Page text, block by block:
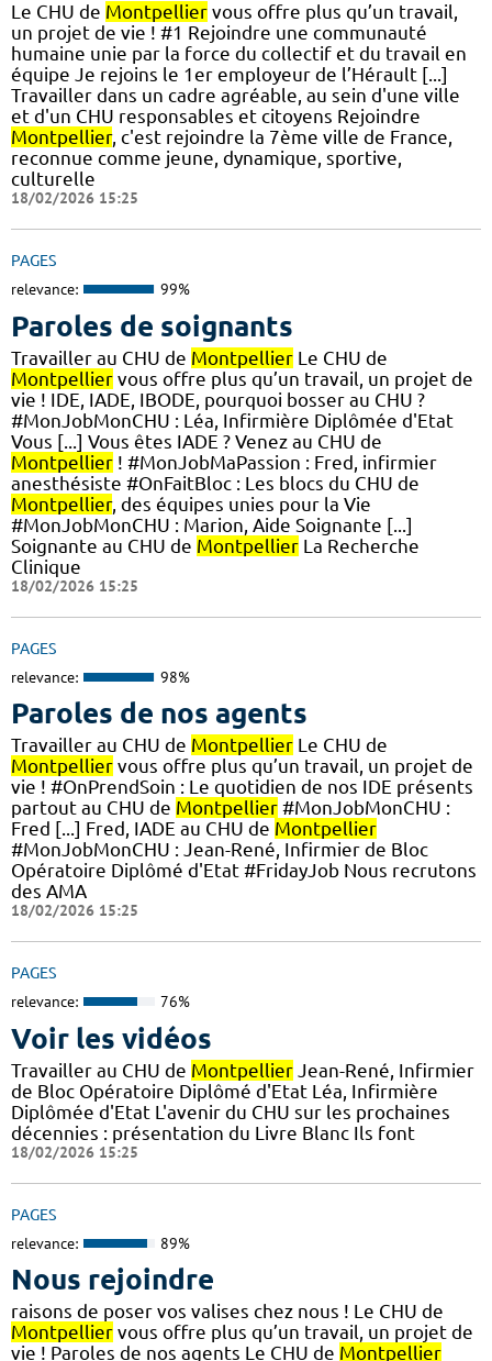
Le CHU de Montpellier vous offre plus qu’un travail,
un projet de vie ! #1 Rejoindre une communauté
humaine unie par la force du collectif et du travail en
équipe Je rejoins le 1er employeur de l’Hérault [...]
Travailler dans un cadre agréable, au sein d'une ville
et d'un CHU responsables et citoyens Rejoindre
Montpellier, c'est rejoindre la 7ème ville de France,
reconnue comme jeune, dynamique, sportive,
culturelle
18/02/2026 15:25
PAGES
relevance: 99%
Paroles de soignants
Travailler au CHU de Montpellier Le CHU de
Montpellier vous offre plus qu’un travail, un projet de
vie ! IDE, IADE, IBODE, pourquoi bosser au CHU ?
#MonJobMonCHU : Léa, Infirmière Diplômée d'Etat
Vous [...] Vous êtes IADE ? Venez au CHU de
Montpellier ! #MonJobMaPassion : Fred, infirmier
anesthésiste #OnFaitBloc : Les blocs du CHU de
Montpellier, des équipes unies pour la Vie
#MonJobMonCHU : Marion, Aide Soignante [...]
Soignante au CHU de Montpellier La Recherche
Clinique
18/02/2026 15:25
PAGES
relevance: 98%
Paroles de nos agents
Travailler au CHU de Montpellier Le CHU de
Montpellier vous offre plus qu’un travail, un projet de
vie ! #OnPrendSoin : Le quotidien de nos IDE présents
partout au CHU de Montpellier #MonJobMonCHU :
Fred [...] Fred, IADE au CHU de Montpellier
#MonJobMonCHU : Jean-René, Infirmier de Bloc
Opératoire Diplômé d'Etat #FridayJob Nous recrutons
des AMA
18/02/2026 15:25
PAGES
relevance: 76%
Voir les vidéos
Travailler au CHU de Montpellier Jean-René, Infirmier
de Bloc Opératoire Diplômé d'Etat Léa, Infirmière
Diplômée d'Etat L'avenir du CHU sur les prochaines
décennies : présentation du Livre Blanc Ils font
18/02/2026 15:25
PAGES
relevance: 89%
Nous rejoindre
raisons de poser vos valises chez nous ! Le CHU de
Montpellier vous offre plus qu’un travail, un projet de
vie ! Paroles de nos agents Le CHU de Montpellier